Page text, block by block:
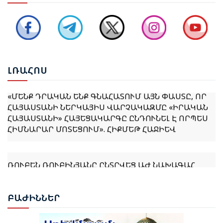
ԼՌԱՀՈՍ
ԱՇԽԱՏԱՆՔԱՅԻՆ ԽՄԲԻ ՀԱՆԴԻՊՈՒՄԸ
ՔՆՆԱՐԿՎԵԼ Է ՀՀ ԿԱՌԱՎԱՐՈՒԹՅԱՆ 2026–2031
ՀԱՅԱՍՏԱՆԻ ՆԵՐԿԱՅԻՍ ՎԱՐՉԱԿԱԶՄԸ «ԻՐԱԿԱՆ
ՀԱՅԱՍՏԱՆԻ» ՀԱՅԵՑԱԿԱՐԳԸ ԸՆԴՈՒՆԵԼ Է ՈՐՊԵՍ
ՀԻՄՆԱՐԱՐ ՄՈՏԵՑՈՒՄ». ՀԻՔՄԵԹ ՀԱՋԻԵՎ
ՆԱԽԱԳԱՀ ՎԱՀԱԳՆ ԽԱՉԱՏՈՒՐՅԱՆԸ ՍՏՈՐԱԳՐԵՑ
ՆԻԿՈԼ ՓԱՇԻՆՅԱՆԻՆ ՎԱՐՉԱՊԵՏ ՆՇԱՆԱԿԵԼՈՒ
ՄԱՍԻՆ ՀՐԱՄԱՆԱԳԻՐԸ
ԲԱԺԻՆՆԵՐ